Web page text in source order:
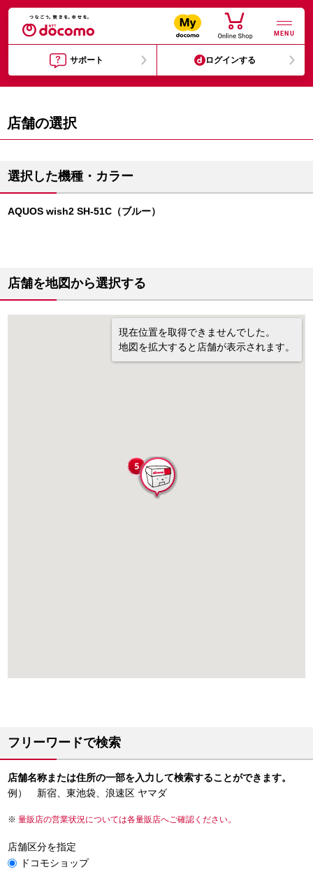
MENU
サポート ログインする
店舗の選択
選択した機種・カラー
AQUOS wish2 SH-51C（ブルー）
店舗を地図から選択する
現在位置を取得できませんでした。
地図を拡大すると店舗が表示されます。
フリーワードで検索
店舗名称または住所の一部を入力して検索することができます。
例） 新宿、東池袋、浪速区 ヤマダ
量販店の営業状況については各量販店へご確認ください。
店舗区分を指定
ドコモショップ